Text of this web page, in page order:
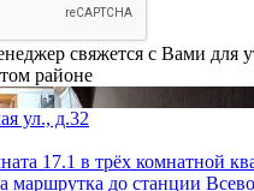
свяжется с Вами для
районе
ул., д.32
17.1 в трёх комнатной
маршрутка до станции